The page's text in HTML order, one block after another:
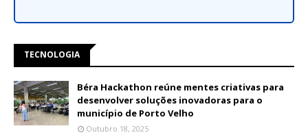
TECNOLOGIA
Béra Hackathon reúne mentes criativas para
desenvolver soluções inovadoras para o
município de Porto Velho
Outubro 18, 2025